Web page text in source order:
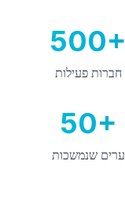
500+
חברות פעילות
50+
ערים שנמשכות